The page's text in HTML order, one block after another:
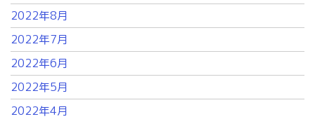
2022年8月
2022年7月
2022年6月
2022年5月
2022年4月